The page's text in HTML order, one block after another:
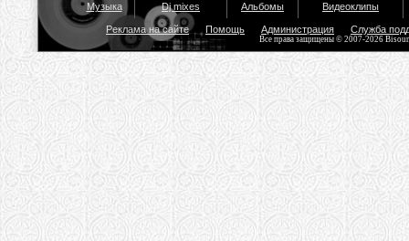
Музыка Dj mixes Альбомы Видеоклипы
Реклама на сайте Помощь Администрация Служба
Все права защищены © 2007-2026